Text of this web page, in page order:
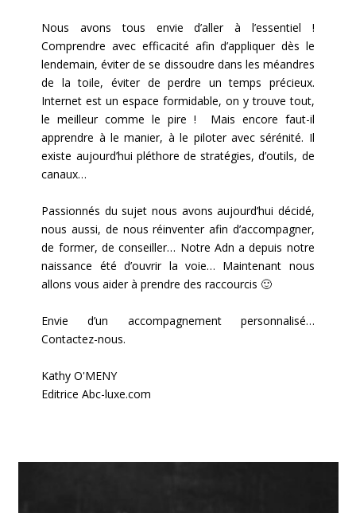
Nous avons tous envie d’aller à l’essentiel !
Comprendre avec efficacité afin d’appliquer dès le
lendemain, éviter de se dissoudre dans les méandres
de la toile, éviter de perdre un temps précieux.
Internet est un espace formidable, on y trouve tout,
le meilleur comme le pire ! Mais encore faut-il
apprendre à le manier, à le piloter avec sérénité. Il
existe aujourd’hui pléthore de stratégies, d’outils, de
canaux…
Passionnés du sujet nous avons aujourd’hui décidé,
nous aussi, de nous réinventer afin d’accompagner,
de former, de conseiller… Notre Adn a depuis notre
naissance été d’ouvrir la voie… Maintenant nous
allons vous aider à prendre des raccourcis 🙂
Envie d’un accompagnement personnalisé…
Contactez-nous.
Kathy O'MENY
Editrice Abc-luxe.com